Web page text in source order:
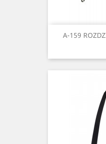
A-159